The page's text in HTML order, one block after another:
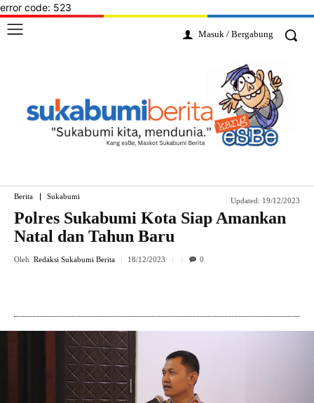
error code: 523
Masuk / Bergabung
Berita Sukabumi Updated: 19/12/2023
Polres Sukabumi Kota Siap Amankan
Natal dan Tahun Baru
Oleh Redaksi Sukabumi Berita 18/12/2023 0